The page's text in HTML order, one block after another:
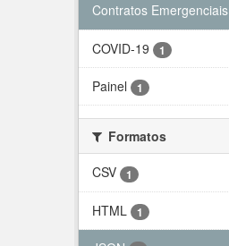
Contratos Emergenciais
COVID-19 1
Painel 1
Formatos
CSV
1
HTML 1